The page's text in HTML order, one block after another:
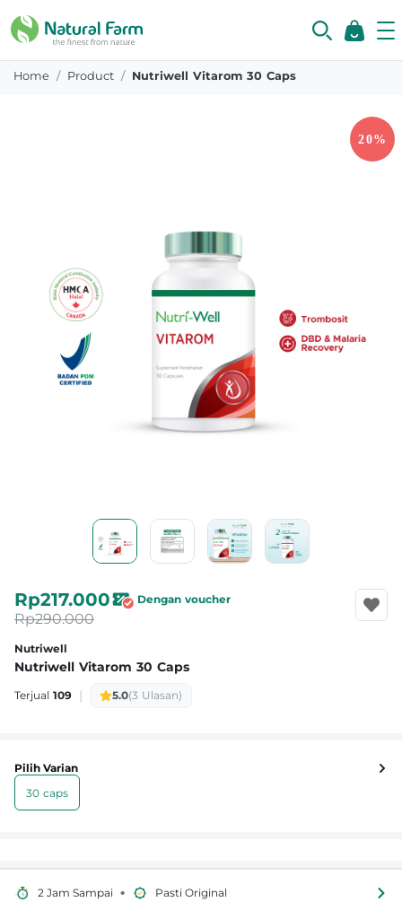
Home Product Nutriwell Vitarom 30 Caps
Nutriwell
Nutriwell Vitarom 30 Caps
Terjual 109 | 5.0(3 Ulasan)
Rp217.000 Dengan voucher
Rp290.000
Pilih Varian
30 caps
2 Jam Sampai • Pasti Original